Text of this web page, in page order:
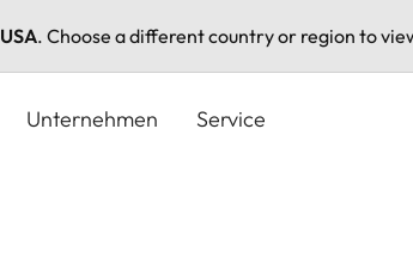
USA. Choose a different country or region to
Unternehmen Service